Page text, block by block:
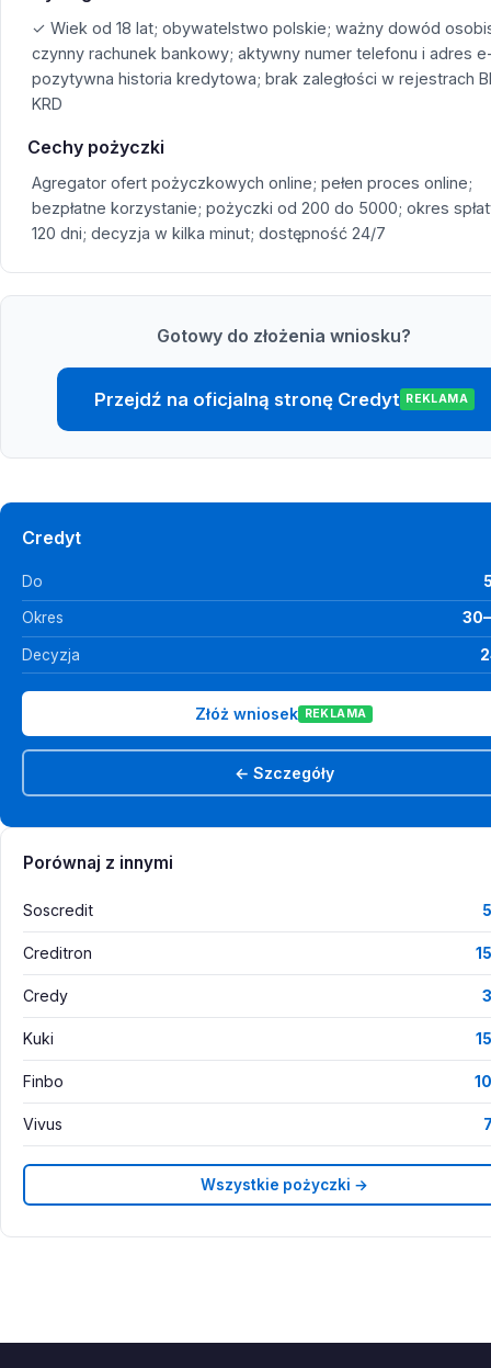
✓ Wiek od 18 lat; obywatelstwo polskie; ważny dowód
czynny rachunek bankowy; aktywny numer telefonu i adres
pozytywna historia kredytowa; brak zaległości w rejestrach
KRD
Cechy pożyczki
Agregator ofert pożyczkowych online; pełen proces online;
bezpłatne korzystanie; pożyczki od 200 do 5000; okres
120 dni; decyzja w kilka minut; dostępność 24/7
Gotowy do złożenia wniosku?
Przejdź na oficjalną stronę Credyt REKLAMA
Credyt
Do
Okres
Decyzja
Złóż wniosek REKLAMA
← Szczegóły
Porównaj z innymi
Soscredit
Creditron
Credy
Kuki
Finbo
Vivus
Wszystkie pożyczki →